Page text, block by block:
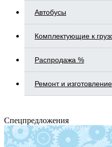
Автобусы
Комплектующие к
Распродажа %
Ремонт и
Спецпредложения